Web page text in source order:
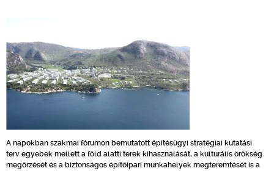
TERVEZÉSI SEGÉDLETEK
A napokban szakmai fórumon bemutatott építésügyi stratégiai kutatási
terv egyebek mellett a föld alatti terek kihasználását, a kulturális örökség
megőrzését és a biztonságos építőipari munkahelyek megteremtését is a